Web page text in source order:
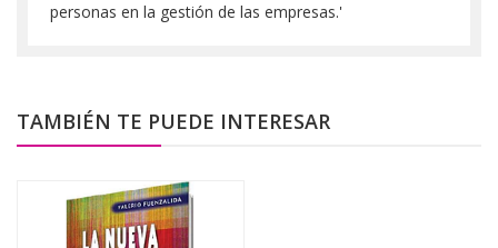
personas en la gestión de las empresas.'
TAMBIÉN TE PUEDE INTERESAR